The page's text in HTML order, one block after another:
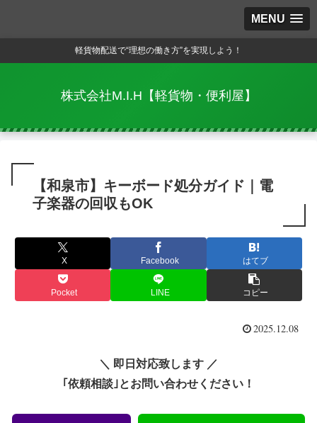
MENU
軽貨物配送で“理想の働き方”を実現しよう！
株式会社M.I.H【軽貨物・便利屋】
【和泉市】キーボード処分ガイド｜電
子楽器の回収もOK
X Facebook はてブ
Pocket LINE コピー
2025.12.08
＼ 即日対応致します ／
｢依頼相談｣とお問い合わせください！